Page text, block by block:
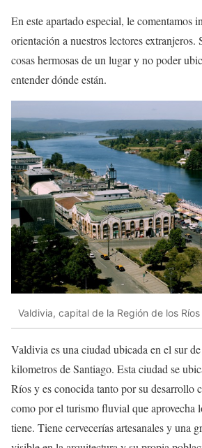
En este apartado especial, le comentamos
orientación a nuestros lectores extranjeros.
cosas hermosas de un lugar y no poder
entender dónde están.
Valdivia, capital de la Región de los Ríos
Valdivia es una ciudad ubicada en el sur
kilometros de Santiago. Esta ciudad se
Ríos y es conocida tanto por su desarrollo
como por el turismo fluvial que aprovecha
tiene. Tiene cervecerías artesanales y una